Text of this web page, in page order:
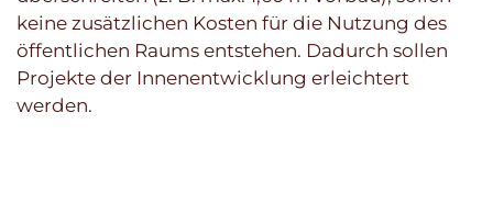
keine zusätzlichen Kosten für die Nutzung des
öffentlichen Raums entstehen. Dadurch sollen
Projekte der Innenentwicklung erleichtert
werden.